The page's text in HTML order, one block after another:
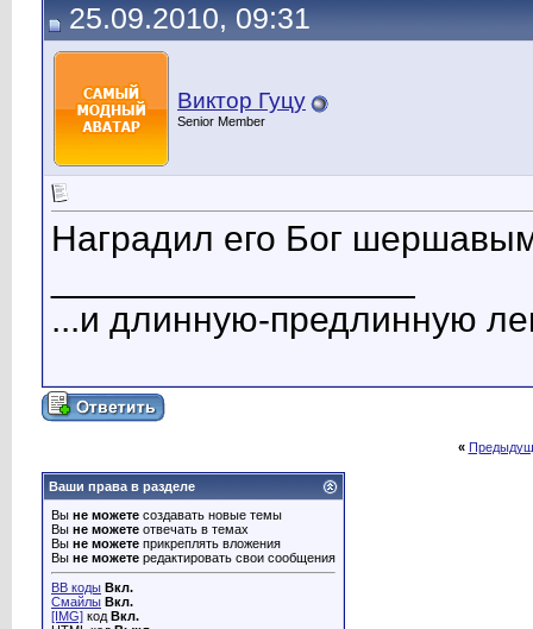
25.09.2010, 09:31
Виктор Гуцу
Senior Member
Наградил его Бог
...и длинную-предлинную
«
Ваши права в разделе
Вы не можете создавать новые темы
Вы не можете отвечать в темах
Вы не можете прикреплять вложения
Вы не можете редактировать свои сообщения
BB коды Вкл.
Смайлы Вкл.
[IMG] код Вкл.